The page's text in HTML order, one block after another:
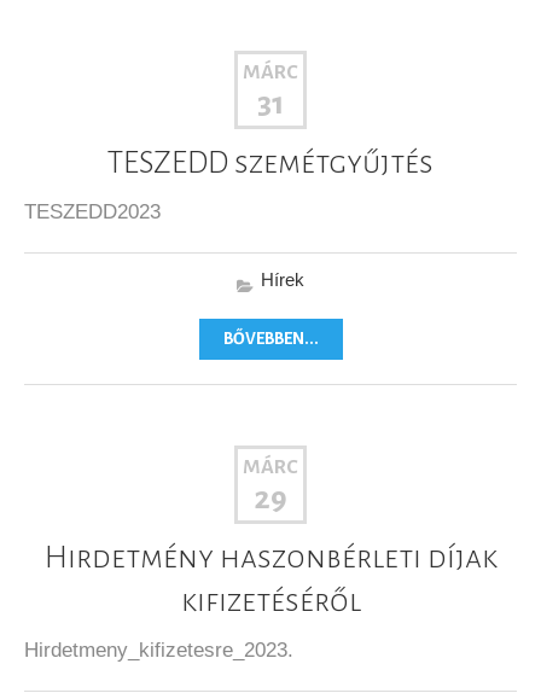
MÁRC
31
TESZEDD szemétgyűjtés
TESZEDD2023
Hírek
BŐVEBBEN...
MÁRC
29
Hirdetmény haszonbérleti díjak
kifizetéséről
Hirdetmeny_kifizetesre_2023.